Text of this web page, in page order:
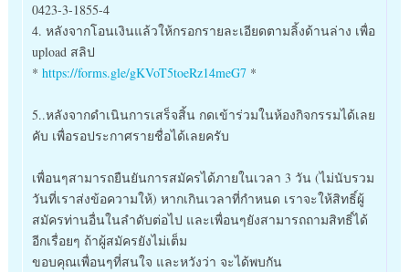
0423-3-1855-4
4. หลังจากโอนเงินแล้วให้กรอกรายละเอียดตามลิ้งด้านล่าง เพื่อ
upload สลิป
* https://forms.gle/gKVoT5toeRz14meG7*
5..หลังจากดำเนินการเสร็จสิ้น กดเข้าร่วมในห้องกิจกรรมได้เลย
คับ เพื่อรอประกาศรายชื่อได้เลยครับ
เพื่อนๆสามารถยืนยันการสมัครได้ภายในเวลา 3 วัน (ไม่นับรวม
วันที่เราส่งข้อความให้) หากเกินเวลาที่กำหนด เราจะให้สิทธิ์ผู้
สมัครท่านอื่นในลำดับต่อไป และเพื่อนๆยังสามารถถามสิทธิ์ได้
อีกเรื่อยๆ ถ้าผู้สมัครยังไม่เต็ม
ขอบคุณเพื่อนๆที่สนใจ และหวังว่า จะได้พบกัน